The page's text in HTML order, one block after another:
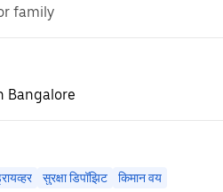
family
Bangalore
सुरक्षा डिपॉझिट किमान वय